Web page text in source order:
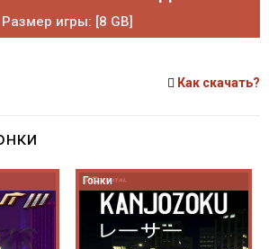
Размер игры: [8 GB]
Как скачать?
Гонки